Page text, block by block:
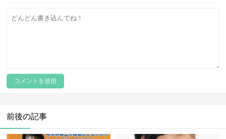
前後の記事